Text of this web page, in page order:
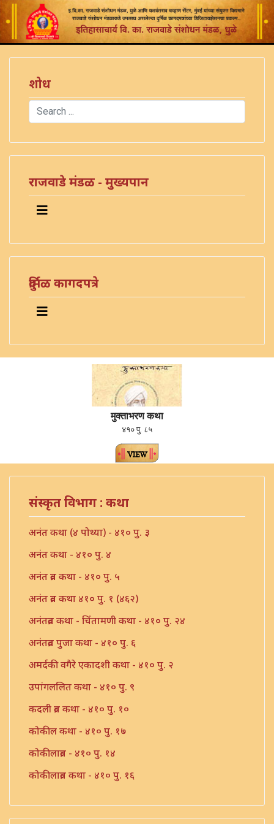
शोध
Search
राजवाडे मंडळ - मुख्यपान
दुर्मिळ कागदपत्रे
मुक्ताभरण कथा
४१० पु. ८५
संस्कृत विभाग : कथा
अनंत कथा (४ पोथ्या) - ४१० पु. ३
अनंत कथा - ४१० पु. ४
अनंत व्रत कथा - ४१० पु. ५
अनंत व्रत कथा ४१० पु. १ (४६२)
अनंतव्रत कथा - चिंतामणी कथा - ४१० पु. २४
अनंतव्रत पुजा कथा - ४१० पु. ६
अमर्दकी वगैरे एकादशी कथा - ४१० पु. २
उपांगललित कथा - ४१० पु. ९
कदली व्रत कथा - ४१० पु. १०
कोकील कथा - ४१० पु. १७
कोकीलाव्रत - ४१० पु. १४
कोकीलाव्रत कथा - ४१० पु. १६
दशरथ ललिता व्रत कथा - ४१० पु. २६